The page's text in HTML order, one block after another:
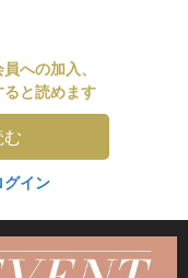
への加入、
と読めます
グイン